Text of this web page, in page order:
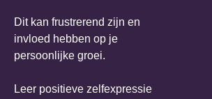
Dit kan frustrerend zijn en
invloed hebben op je
persoonlijke groei.
Leer positieve zelfexpressie